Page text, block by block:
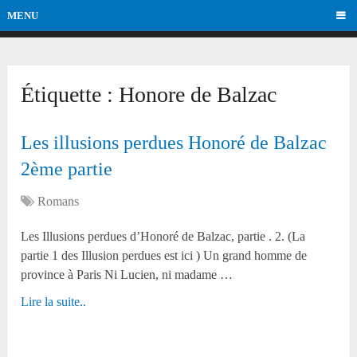
MENU
Étiquette :Honore de Balzac
Les illusions perdues Honoré de Balzac
2ème partie
Romans
Les Illusions perdues d’Honoré de Balzac, partie . 2. (La
partie 1 des Illusion perdues est ici ) Un grand homme de
province à Paris Ni Lucien, ni madame …
Lire la suite..